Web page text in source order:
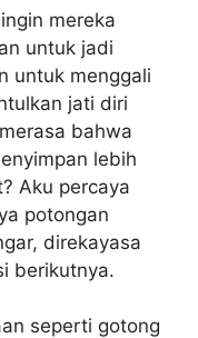
mereka
untuk jadi
untuk menggali
jati diri
bahwa
lebih
Aku percaya
potongan
direkayasa
berikutnya.
seperti gotong